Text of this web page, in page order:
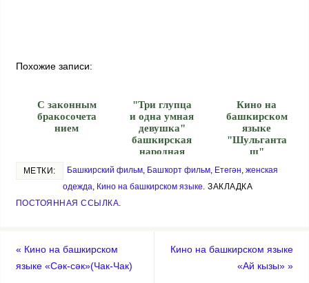
Похожие записи:
С законным
бракосочета
нием
"Три глупца
и одна умная
девушка"
башкирская
народная
Кино на
башкирском
языке
"Шульганта
ш"
МЕТКИ: Башкирский фильм, Башҡорт фильм, Етегән, женская
одежда, Кино на башкирском языке. ЗАКЛАДКА
ПОСТОЯННАЯ ССЫЛКА.
« Кино на башкирском
языке «Сәк-сәк»(Чак-Чак)
Кино на башкирском языке
«Ай кызы»»